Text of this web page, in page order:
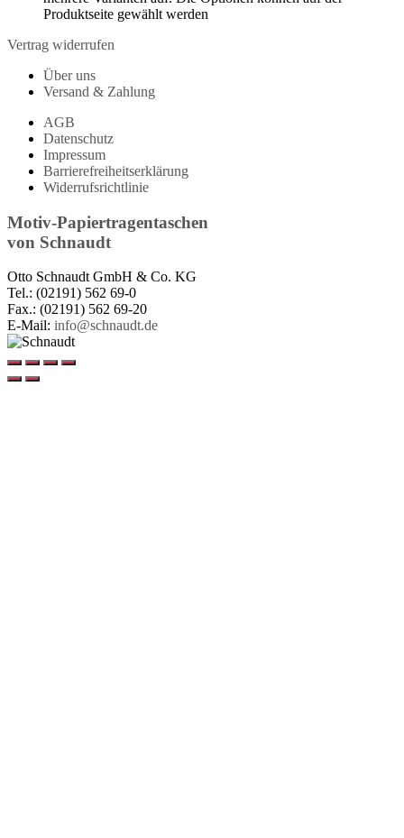
Produktseite gewählt werden
Vertrag widerrufen
Über uns
Versand & Zahlung
AGB
Datenschutz
Impressum
Barrierefreiheitserklärung
Widerrufsrichtlinie
Motiv-Papiertragentaschen
von Schnaudt
Otto Schnaudt GmbH & Co. KG
Tel.: (02191) 562 69-0
Fax.: (02191) 562 69-20
E-Mail: info@schnaudt.de